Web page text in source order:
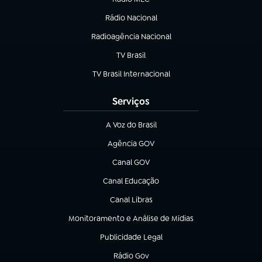
Rádio Nacional
(abre em nova aba)
Radioagência Nacional
(abre em nova aba)
TV Brasil
(abre em nova aba)
TV Brasil Internacional
(abre em nova aba)
Serviços
A Voz do Brasil
(abre em nova aba)
Agência GOV
(abre em nova aba)
Canal GOV
(abre em nova aba)
Canal Educação
(abre em nova aba)
Canal Libras
(abre em nova aba)
Monitoramento e Análise de Mídias
(abre em nova aba)
Publicidade Legal
(abre em nova aba)
Rádio Gov
(abre em nova aba)